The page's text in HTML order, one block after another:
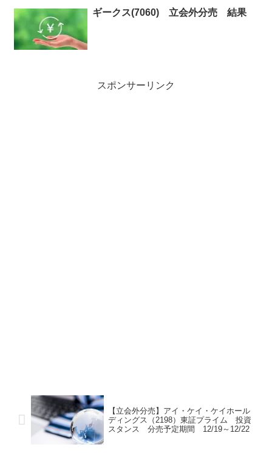
ギークス(7060) 立会外分売 結果
スポンサーリンク
【立会外分売】アイ・ケイ・ケイホール
ディングス（2198）東証プライム 投資
スタンス 分売予定期間 12/19～12/22